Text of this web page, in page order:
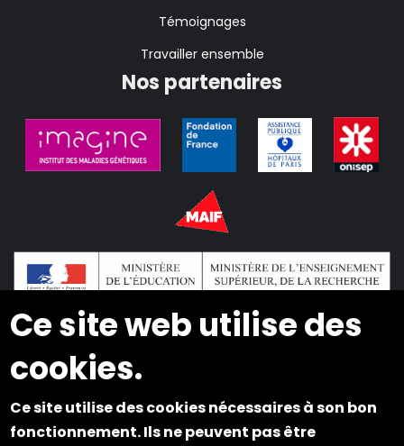
Ce site web utilise des
cookies.
Ce site utilise des cookies nécessaires à son bon
fonctionnement. Ils ne peuvent pas être
Témoignages
Travailler ensemble
Nos partenaires
2024 © Copyright INSEI. Tous droits réservés
Plan du site